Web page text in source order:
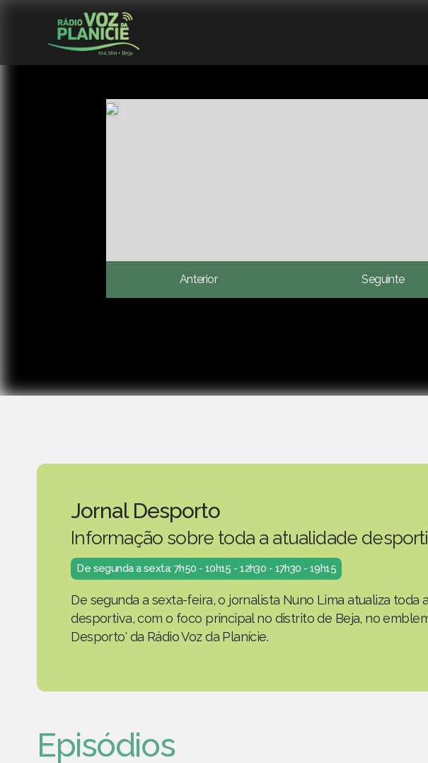
Anterior Seguinte
Jornal Desporto
Informação sobre toda a atualidade
De segunda a sexta: 7h50 - 10h15 - 12h30 - 17h30 - 19h15
De segunda a sexta-feira, o jornalista Nuno Lima atualiza toda
desportiva, com o foco principal no distrito de Beja, no
Desporto' da Rádio Voz da Planície.
Episódios